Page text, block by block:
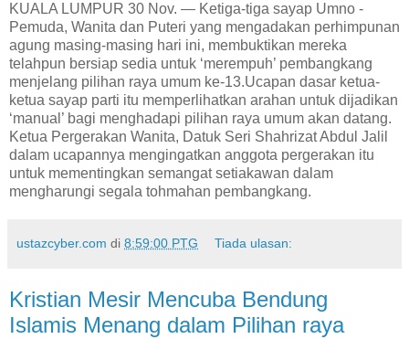
KUALA LUMPUR 30 Nov. — Ketiga-tiga sayap Umno -
Pemuda, Wanita dan Puteri yang mengadakan perhimpunan
agung masing-masing hari ini, membuktikan mereka
telahpun bersiap sedia untuk ‘merempuh’ pembangkang
menjelang pilihan raya umum ke-13.Ucapan dasar ketua-
ketua sayap parti itu memperlihatkan arahan untuk dijadikan
‘manual’ bagi menghadapi pilihan raya umum akan datang.
Ketua Pergerakan Wanita, Datuk Seri Shahrizat Abdul Jalil
dalam ucapannya mengingatkan anggota pergerakan itu
untuk mementingkan semangat setiakawan dalam
mengharungi segala tohmahan pembangkang.
ustazcyber.com di 8:59:00 PTG Tiada ulasan:
Kristian Mesir Mencuba Bendung
Islamis Menang dalam Pilihan raya